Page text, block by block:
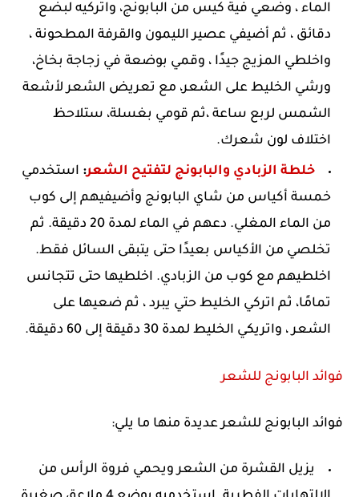
الماء ، وضعي فية كيس من البابونج، واتركيه لبضع
دقائق ، ثم أضيفي عصير الليمون والقرفة المطحونة ،
واخلطي المزيج جيدًا ، وقمي بوضعة في زجاجة بخاخ،
ورشي الخليط على الشعر، مع تعريض الشعر لأشعة
الشمس لربع ساعة ،ثم قومي بغسلة، ستلاحظ
اختلاف لون شعرك.
خلطة الزبادي والبابونج لتفتيح الشعر: استخدمي
خمسة أكياس من شاي البابونج وأضيفيهم إلى كوب
من الماء المغلي. دعهم في الماء لمدة 20 دقيقة. ثم
تخلصي من الأكياس بعيدًا حتى يتبقى السائل فقط.
اخلطيهم مع كوب من الزبادي. اخلطيها حتى تتجانس
تمامًا، ثم اتركي الخليط حتي يبرد ، ثم ضعيها على
الشعر ، واتريكي الخليط لمدة 30 دقيقة إلى 60 دقيقة.
فوائد البابونج للشعر
فوائد البابونج للشعر عديدة منها ما يلي:
يزيل القشرة من الشعر ويحمي فروة الرأس من